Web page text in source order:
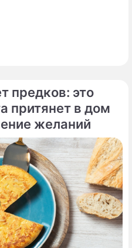
предков: это
притянет в дом
желаний